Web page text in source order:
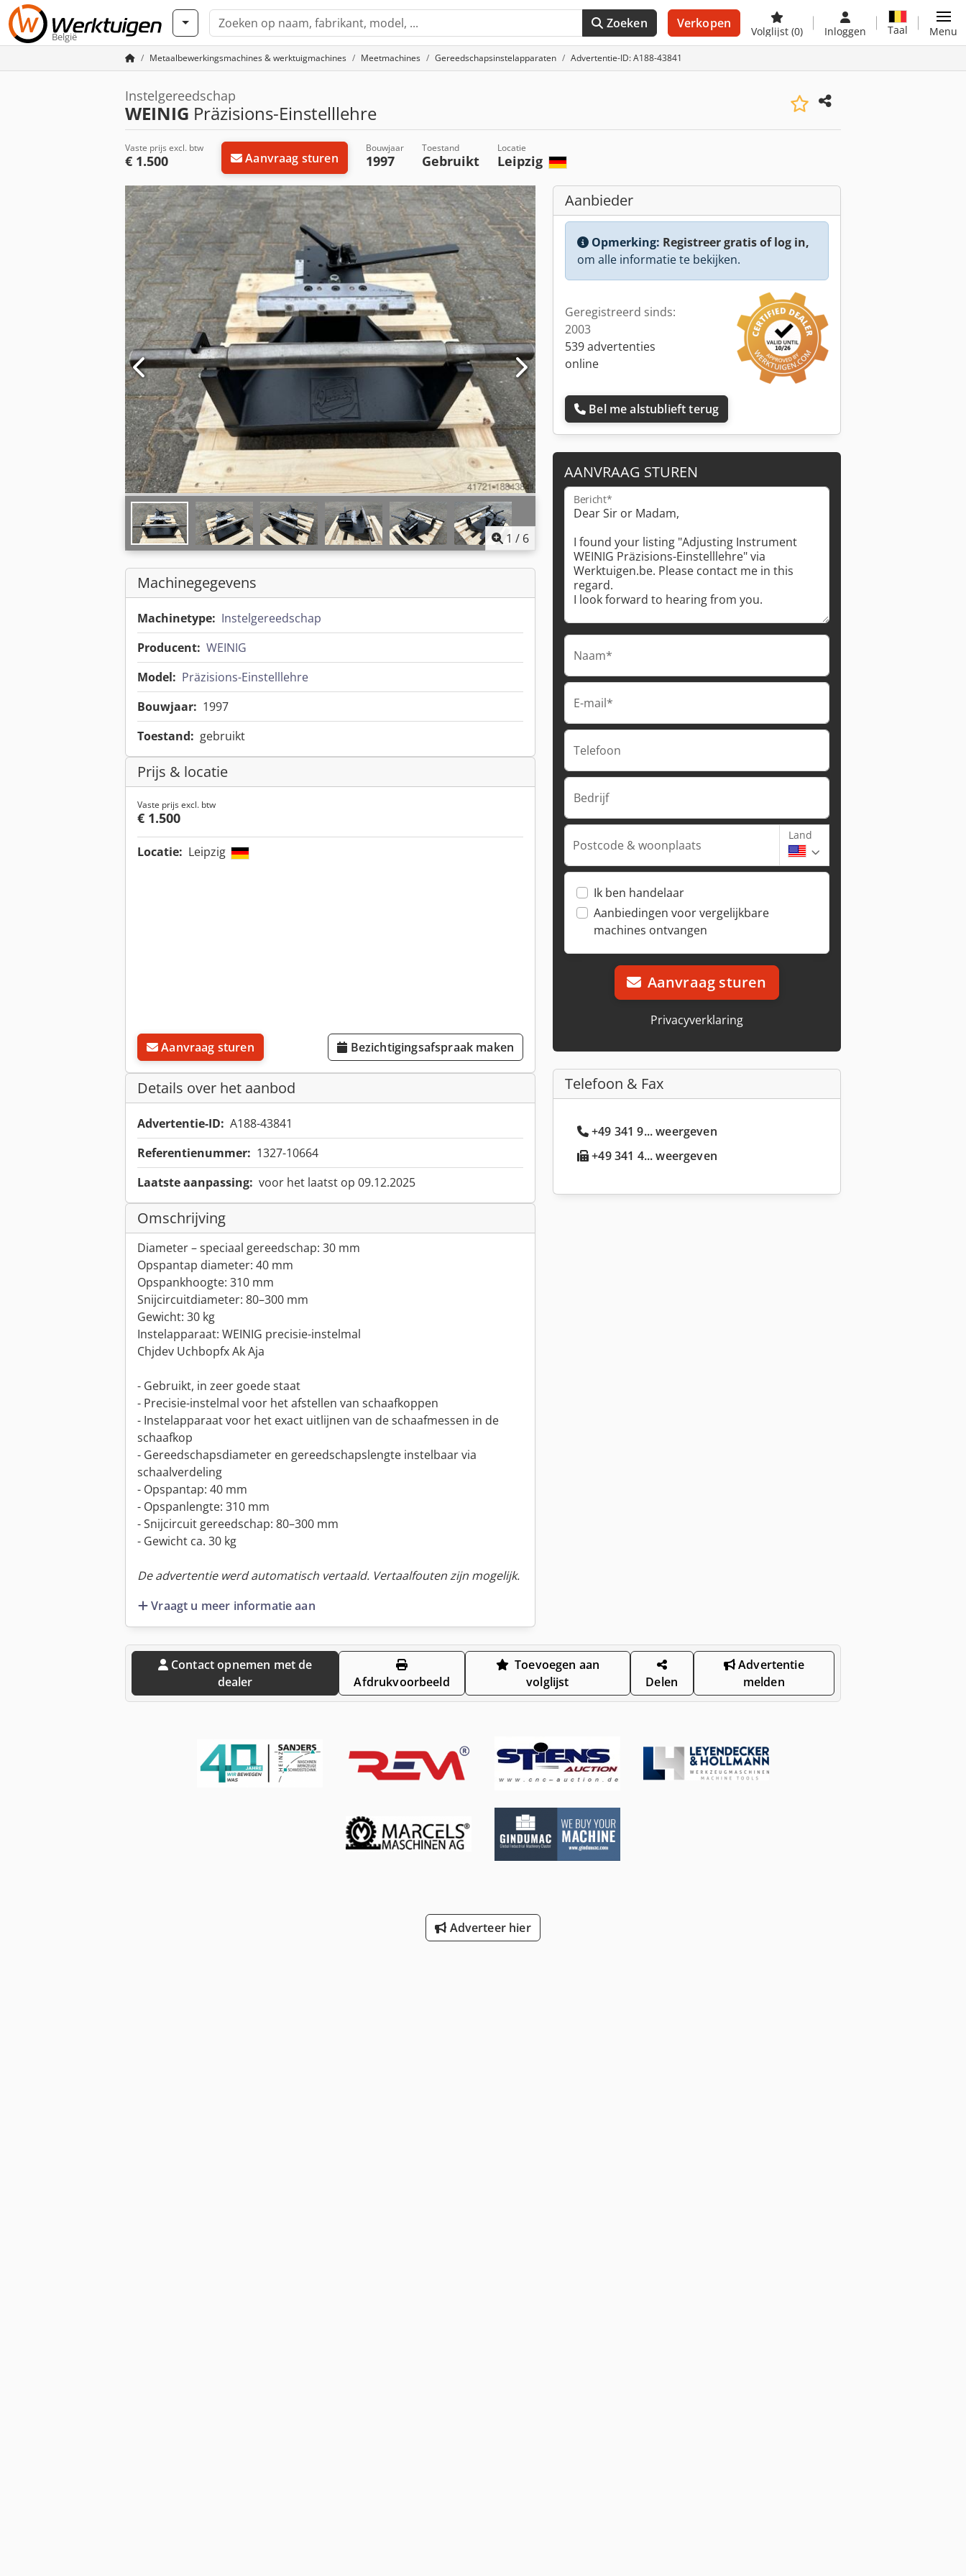
België
Zoeken Verkopen
Volglijst (0) Inloggen Taal Menu
Metaalbewerkingsmachines & werktuigmachines Meetmachines Gereedschapsinstelapparaten Advertentie-ID: A188-43841
Instelgereedschap
WEINIG Präzisions-Einstelllehre
Vaste prijs excl. btw
€ 1.500 Aanvraag sturen
Bouwjaar
1997
Toestand
Gebruikt
Locatie
Leipzig
1 / 6
Machinegegevens
Machinetype: Instelgereedschap
Producent: WEINIG
Model: Präzisions-Einstelllehre
Bouwjaar: 1997
Toestand: gebruikt
Prijs & locatie
Vaste prijs excl. btw
€ 1.500
Locatie: Leipzig
Aanvraag sturen Bezichtigingsafspraak maken
Details over het aanbod
Advertentie-ID: A188-43841
Referentienummer: 1327-10664
Laatste aanpassing: voor het laatst op 09.12.2025
Omschrijving
Diameter – speciaal gereedschap: 30 mm
Opspantap diameter: 40 mm
Opspankhoogte: 310 mm
Snijcircuitdiameter: 80–300 mm
Gewicht: 30 kg
Instelapparaat: WEINIG precisie-instelmal
Chjdev Uchbopfx Ak Aja
- Gebruikt, in zeer goede staat
- Precisie-instelmal voor het afstellen van schaafkoppen
- Instelapparaat voor het exact uitlijnen van de schaafmessen in de
schaafkop
- Gereedschapsdiameter en gereedschapslengte instelbaar via
schaalverdeling
- Opspantap: 40 mm
- Opspanlengte: 310 mm
- Snijcircuit gereedschap: 80–300 mm
- Gewicht ca. 30 kg
De advertentie werd automatisch vertaald. Vertaalfouten zijn mogelijk.
Vraagt u meer informatie aan
Aanbieder
Opmerking: Registreer gratis of log in,
om alle informatie te bekijken.
Geregistreerd sinds:
2003
539 advertenties
online
Bel me alstublieft terug
AANVRAAG STUREN
Bericht*
Naam*
E-mail*
Telefoon
Bedrijf
Postcode & woonplaats
Land
Ik ben handelaar
Aanbiedingen voor vergelijkbare
machines ontvangen
Aanvraag sturen
Privacyverklaring
Telefoon & Fax
+49 341 9... weergeven
+49 341 4... weergeven
Contact opnemen met de
dealer
Afdrukvoorbeeld
Toevoegen aan
volglijst
Delen
Advertentie
melden
Adverteer hier